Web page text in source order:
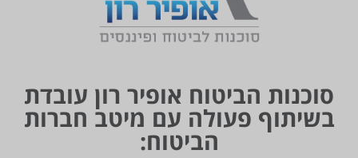
סוכנות הביטוח אופיר רון עובדת
בשיתוף פעולה עם מיטב חברות
הביטוח: